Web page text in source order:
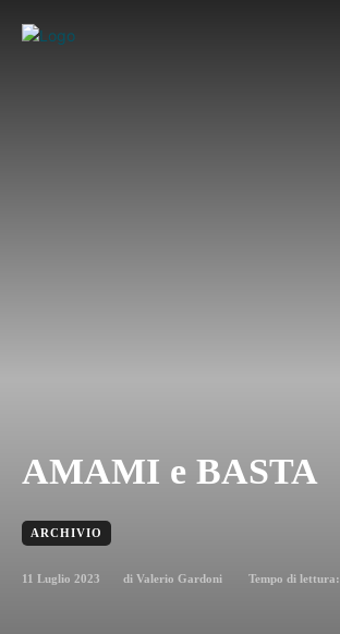
AMAMI e BASTA
ARCHIVIO
11 Luglio 2023 di Valerio Gardoni Tempo di lettura: